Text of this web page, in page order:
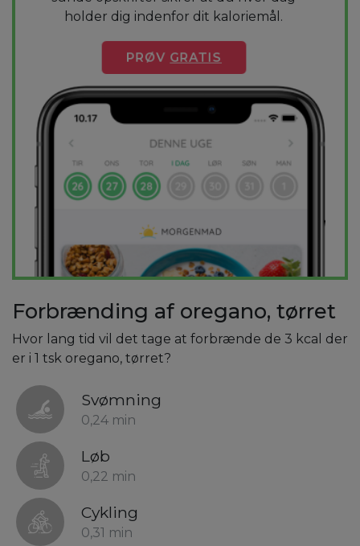
holder dig indenfor dit kaloriemål.
PRØV GRATIS
Forbrænding af oregano, tørret
Hvor lang tid vil det tage at forbrænde de 3 kcal der
er i 1 tsk oregano, tørret?
Svømning
0,24 min
Løb
0,22 min
Cykling
0,31 min